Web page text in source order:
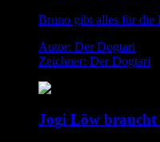
Bruno gibt alles für
Autor: Der Dogtari
Zeichner: Der Dogtari
Jogi Löw braucht